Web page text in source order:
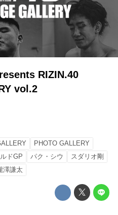
RIZIN.40
vol.2
PHOTO GALLERY
ドGP パク・シウ
スダリオ剛
澤謙太